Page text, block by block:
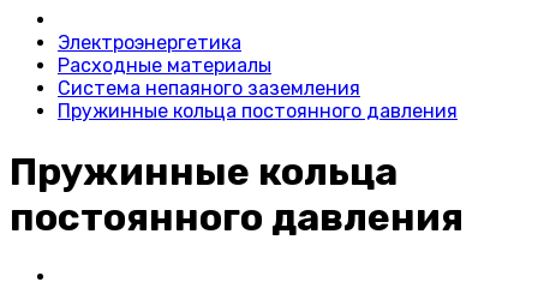
Электроэнергетика
Расходные материалы
Система непаяного заземления
Пружинные кольца постоянного давления
Пружинные кольца
постоянного давления